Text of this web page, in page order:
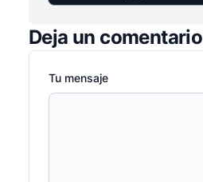
Deja un comentario
Tu mensaje